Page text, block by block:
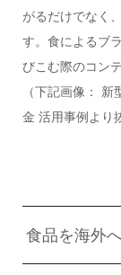
がるだけでなく
す。食によるブ
びこむ際のコン
（下記画像：
金 活用事例より
食品を海外